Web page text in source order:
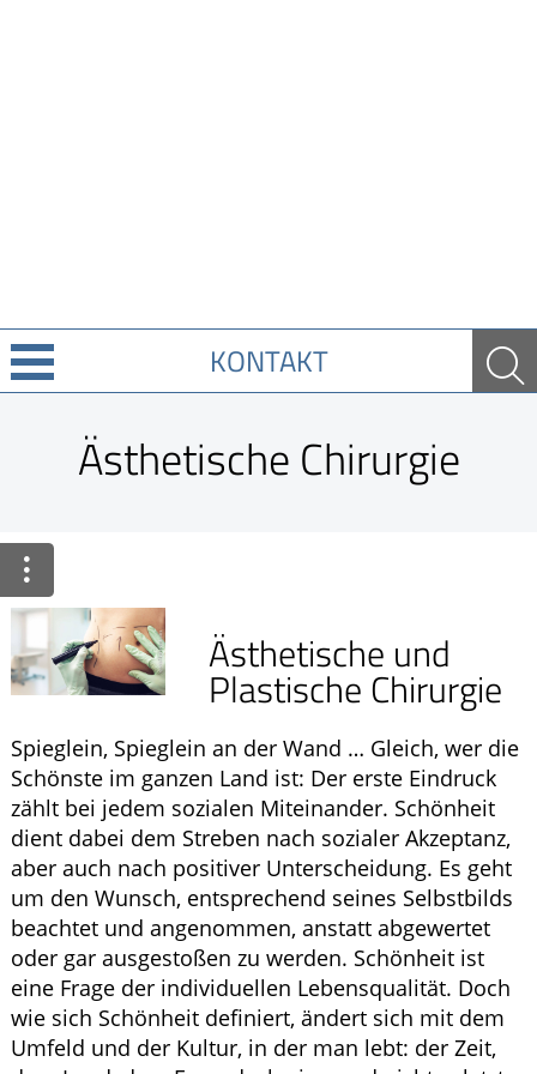
KONTAKT
Leistungen
Ratgeber
Krankheiten & Therapie
ELTERN UND KIND
GESUND IM ALTER
Ästhetische Chirurgie
Ästhetische und
Plastische Chirurgie
Spieglein, Spieglein an der Wand … Gleich, wer die
Schönste im ganzen Land ist: Der erste Eindruck
zählt bei jedem sozialen Miteinander. Schönheit
dient dabei dem Streben nach sozialer Akzeptanz,
aber auch nach positiver Unterscheidung. Es geht
um den Wunsch, entsprechend seines Selbstbilds
beachtet und angenommen, anstatt abgewertet
oder gar ausgestoßen zu werden. Schönheit ist
eine Frage der individuellen Lebensqualität. Doch
wie sich Schönheit definiert, ändert sich mit dem
Umfeld und der Kultur, in der man lebt: der Zeit,